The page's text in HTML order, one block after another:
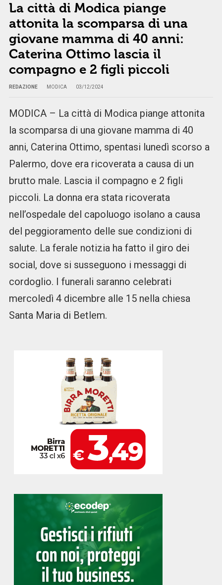
La città di Modica piange
attonita la scomparsa di una
giovane mamma di 40 anni:
Caterina Ottimo lascia il
compagno e 2 figli piccoli
REDAZIONE MODICA 03/12/2024
MODICA – La città di Modica piange attonita
la scomparsa di una giovane mamma di 40
anni, Caterina Ottimo, spentasi lunedì scorso a
Palermo, dove era ricoverata a causa di un
brutto male. Lascia il compagno e 2 figli
piccoli. La donna era stata ricoverata
nell’ospedale del capoluogo isolano a causa
del peggioramento delle sue condizioni di
salute. La ferale notizia ha fatto il giro dei
social, dove si susseguono i messaggi di
cordoglio. I funerali saranno celebrati
mercoledì 4 dicembre alle 15 nella chiesa
Santa Maria di Betlem.